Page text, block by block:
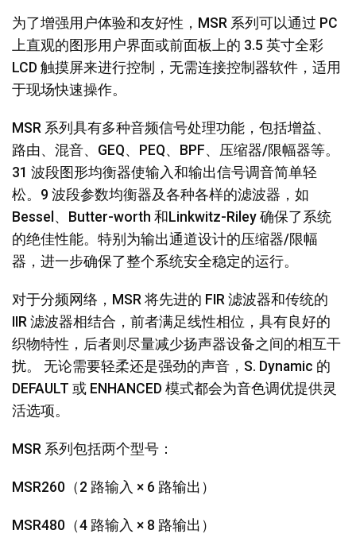
为了增强用户体验和友好性，MSR 系列可以通过 PC
上直观的图形用户界面或前面板上的 3.5 英寸全彩
LCD 触摸屏来进行控制，无需连接控制器软件，适用
于现场快速操作。
MSR 系列具有多种音频信号处理功能，包括增益、
路由、混音、GEQ、PEQ、BPF、压缩器/限幅器等。
31 波段图形均衡器使输入和输出信号调音简单轻
松。9 波段参数均衡器及各种各样的滤波器，如
Bessel、Butter-worth 和Linkwitz-Riley 确保了系统
的绝佳性能。特别为输出通道设计的压缩器/限幅
器，进一步确保了整个系统安全稳定的运行。
对于分频网络，MSR 将先进的 FIR 滤波器和传统的
IIR 滤波器相结合，前者满足线性相位，具有良好的
织物特性，后者则尽量减少扬声器设备之间的相互干
扰。 无论需要轻柔还是强劲的声音，S. Dynamic 的
DEFAULT 或 ENHANCED 模式都会为音色调优提供灵
活选项。
MSR 系列包括两个型号：
MSR260（2 路输入 × 6 路输出）
MSR480（4 路输入 × 8 路输出）